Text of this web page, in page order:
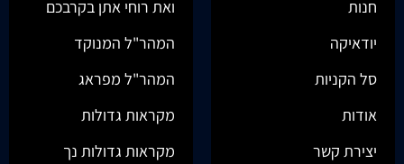
חנות
יודאיקה
סל הקניות
אודות
יצירת קשר
ואת רוחי אתן בקרבכם
המהר"ל המנוקד
המהר"ל מפראג
מקראות גדולות
מקראות גדולות נך